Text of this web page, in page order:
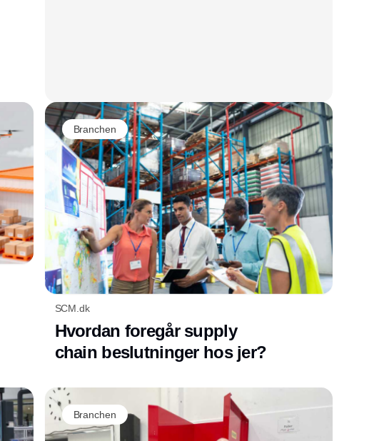
Branchen
SCM.dk
Hvordan foregår supply
chain beslutninger hos jer?
Branchen